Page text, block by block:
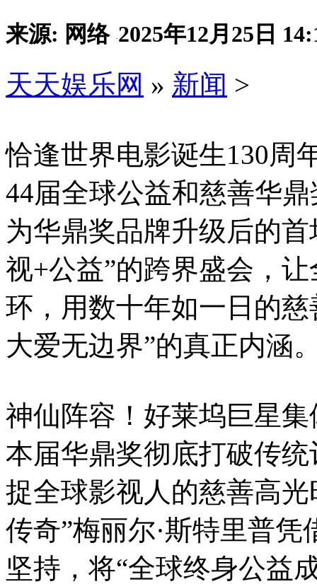
来源: 网络 ·2025年12月25日
天天娱乐网 » 新闻 >
恰逢世界电影诞生130
44届全球公益和慈善华
为华鼎奖品牌升级后的
视+公益”的跨界盛会，
环，用数十年如一日的
大爱无边界”的真正内涵
神仙阵容！好莱坞巨星集
本届华鼎奖彻底打破传
捉全球影视人的慈善高
传奇”梅丽尔·斯特里普
坚持，将“全球终身公益